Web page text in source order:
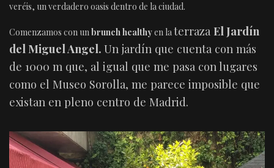
veréis, un verdadero oasis dentro de la ciudad.
Comenzamos con unbrunch healthyen laterraza El Jardín
del Miguel Angel. Un jardín que cuenta con más
de 1000 m que, al igual que me pasa con lugares
como el Museo Sorolla, me parece imposible que
existan en pleno centro de Madrid.